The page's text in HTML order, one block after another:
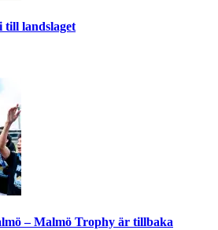
till landslaget
– Malmö Trophy är tillbaka